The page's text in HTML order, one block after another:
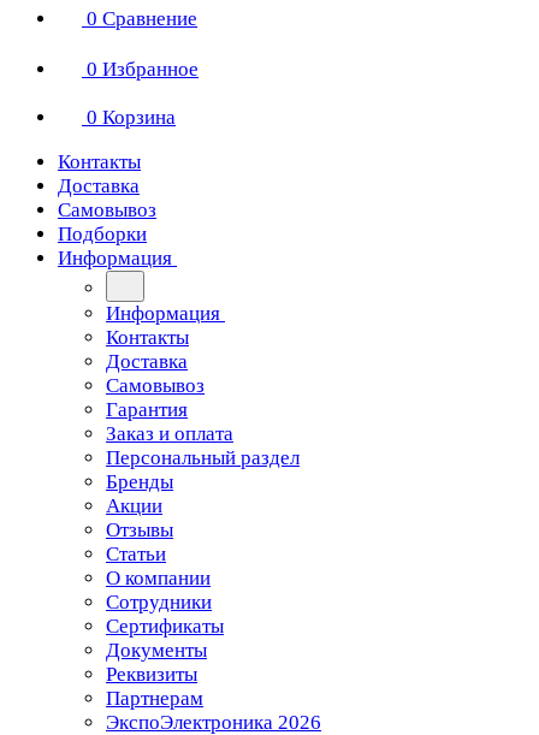
0 Сравнение
0 Избранное
0 Корзина
Контакты
Доставка
Самовывоз
Подборки
Информация
Информация
Контакты
Доставка
Самовывоз
Гарантия
Заказ и оплата
Персональный раздел
Бренды
Акции
Отзывы
Статьи
О компании
Сотрудники
Сертификаты
Документы
Реквизиты
Партнерам
ЭкспоЭлектроника 2026